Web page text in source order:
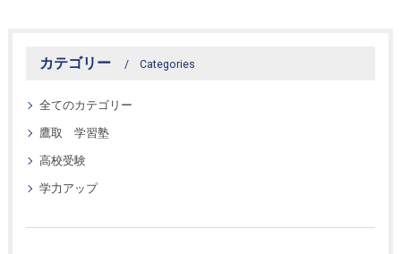
カテゴリー Categories
全てのカテゴリー
鷹取 学習塾
高校受験
学力アップ